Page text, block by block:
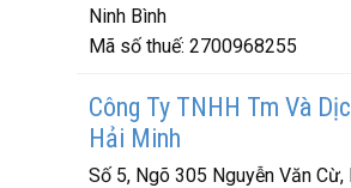
Ninh Bình
Mã số thuế: 2700968255
Công Ty TNHH Tm Và
Hải Minh
Số 5, Ngõ 305 Nguyễn Văn